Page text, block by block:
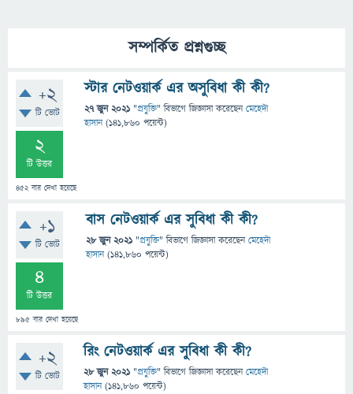
সম্পর্কিত প্রশ্নগুচ্ছ
+2
টি ভোট
2
টি উত্তর
452বার দেখা হয়েছে
স্টার নেটওয়ার্ক এর অসুবিধা কী কী?
27 জুন 2021 "প্রযুক্তি" বিভাগে জিজ্ঞাসাকরেছেনমেহেদী
হাসান (141,860 পয়েন্ট)
+1
টি ভোট
4
টি উত্তর
895 বার দেখা হয়েছে
বাস নেটওয়ার্ক এর সুবিধা কী কী?
28 জুন 2021 "প্রযুক্তি" বিভাগে জিজ্ঞাসাকরেছেনমেহেদী
হাসান (141,860 পয়েন্ট)
+2
টি ভোট
রিং নেটওয়ার্ক এর সুবিধা কী কী?
28 জুন 2021 "প্রযুক্তি" বিভাগে জিজ্ঞাসাকরেছেনমেহেদী
হাসান (141,860 পয়েন্ট)